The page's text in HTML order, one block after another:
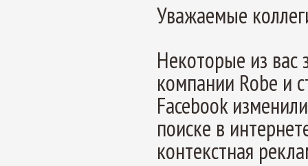
Уважаемые
Некоторые из вас
компании Robe и
Facebook
поиске в
контекстная